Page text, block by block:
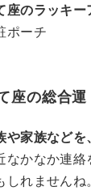
座のラッキー
ポーチ
座の総合運
や家族など
なかなか連
しれませんね。